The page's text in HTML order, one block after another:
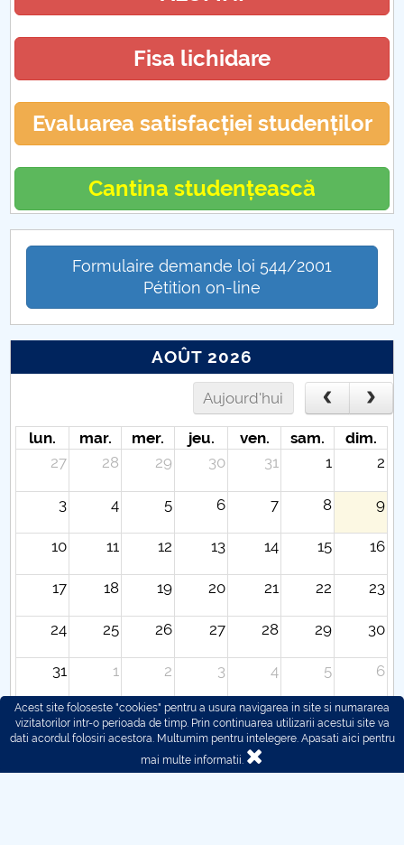
Fisa lichidare
Evaluarea satisfacției studenților
Cantina studențească
Formulaire demande loi 544/2001
Pétition on-line
AOÛT 2026
Aujourd'hui
lun. mar. mer. jeu. ven. sam.
dim.
27
28 29 30 31 1 2
3 4 5 6 7 8 9
10 11 12 13 14 15 16
17 18 19 20 21 22 23
24 25 26 27 28 29 30
31 1 2 3 4 5 6
Acest site foloseste "cookies" pentru a usura navigarea in site si numararea
vizitatorilor intr-o perioada de timp. Prin continuarea utilizarii acestui site va
dati acordul folosiri acestora. Multumim pentru intelegere. Apasati aici pentru
mai multe informatii.